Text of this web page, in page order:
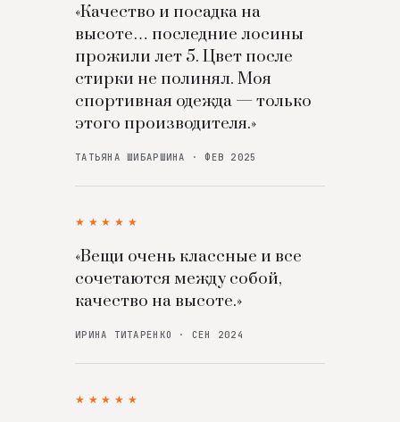
«Качество и посадка на
высоте… последние лосины
прожили лет 5. Цвет после
стирки не полинял. Моя
спортивная одежда — только
этого производителя.»
ТАТЬЯНА ШИБАРШИНА · ФЕВ 2025
★★★★★
«Вещи очень классные и все
сочетаются между собой,
качество на высоте.»
ИРИНА ТИТАРЕНКО · СЕН 2024
★★★★★